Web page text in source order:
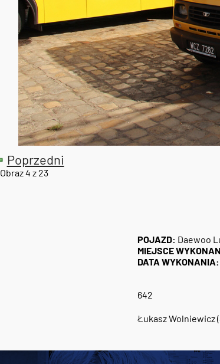
Poprzedni
Obraz 4 z 23
POJAZD: Daewoo
MIEJSCE
DATA WYKONANIA:
642
Łukasz Wolniewicz